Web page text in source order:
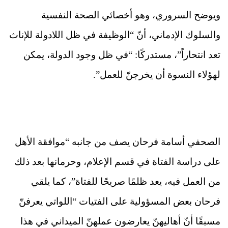
ويوضح السروري، وهو أخصائي الصحة النفسية
والسلوك الإدماني، أنّ “الوظيفة في ظل اللادولة للإناث
تعد انتحاراً”، مستدركًا: “في ظل وجود الدولة، يمكن
لهؤلاء النسوة أن يخرجنّ للعمل”.
الصحفي أسامة فرحان يصف من جانبه “موافقة الأهل
على دراسة الفتاة في قسم الإعلام، وحرمانها بعد ذلك
من العمل فيه، يعد ظلمًا صريحًا للفتاة”، كما يلقي
فرحان بعض المسؤولية على الفتيات “اللواتي يعرفنّ
مسبقًا أنّ أهاليهنّ يعارضون عملهنّ الميداني في هذا